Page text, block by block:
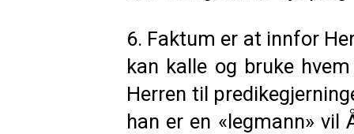
6. Faktum er at innfor
kan kalle og bruke
Herren til
han er en «legmann» vil